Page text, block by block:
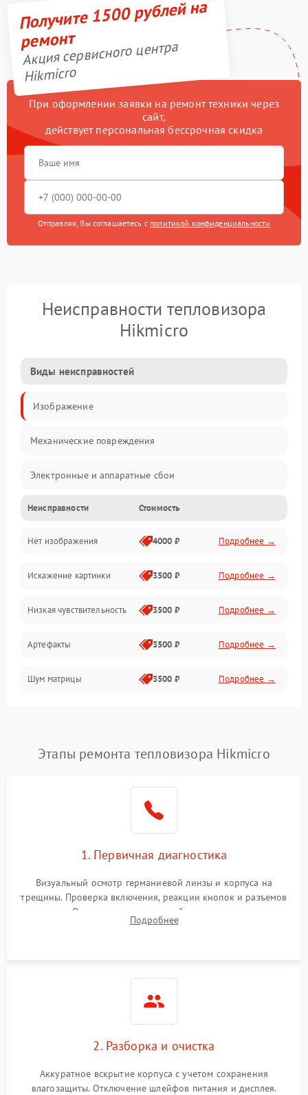
Получите 1500 рублей на
ремонт
Акция сервисного центра
Hikmicro
При оформлении заявки на ремонт техники через
сайт,
действует персональная бессрочная скидка
Отправляя, Вы соглашаетесь с политикой конфиденциальности
Неисправности тепловизора
Hikmicro
Виды неисправностей
Изображение
Механические повреждения
Электронные и аппаратные сбои
Неисправности сенсора и оптики
Программные ошибки
Электропитание
Измерения
Матрица
Проблемы питания
Сбои коммуникаций и интерфейсов
Экран (дисплей)
Неисправности Стоимость
Нет изображения 4000 ₽ Подробнее →
Искажение картинки 3500 ₽ Подробнее →
Низкая чувствительность 3500 ₽ Подробнее →
Артефакты 3500 ₽ Подробнее →
Шум матрицы 3500 ₽ Подробнее →
Этапы ремонта тепловизора Hikmicro
1. Первичная диагностика
Визуальный осмотр германиевой линзы и корпуса на
трещины. Проверка включения, реакции кнопок и разъемов
зарядки. Оценка вывода тепловой сигнатуры на экран,
проверка базовых функций и считывание системных
Подробнее
2. Разборка и очистка
Аккуратное вскрытие корпуса с учетом сохранения
влагозащиты. Отключение шлейфов питания и дисплея.